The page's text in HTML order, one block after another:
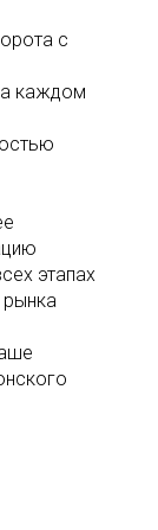
с
каждом
этапах
рынка